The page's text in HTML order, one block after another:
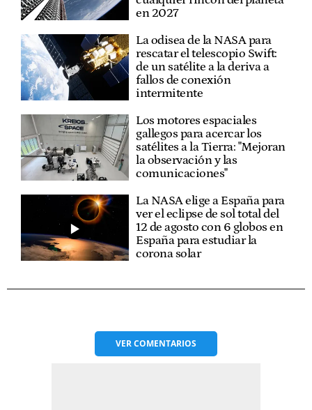
en 2027
La odisea de la NASA para
rescatar el telescopio Swift:
de un satélite a la deriva a
fallos de conexión
intermitente
Los motores espaciales
gallegos para acercar los
satélites a la Tierra: "Mejoran
la observación y las
comunicaciones"
La NASA elige a España para
ver el eclipse de sol total del
12 de agosto con 6 globos en
España para estudiar la
corona solar
VERCOMENTARIOS